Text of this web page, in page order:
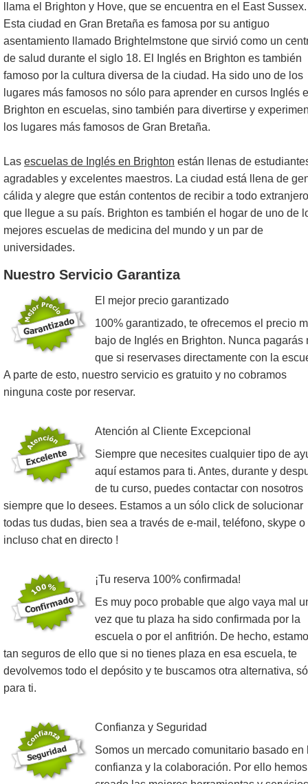
llama el Brighton y Hove, que se encuentra en el East Sussex.
Esta ciudad en Gran Bretaña es famosa por su antiguo
asentamiento llamado Brightelmstone que sirvió como un
de salud durante el siglo 18. El Inglés en Brighton es también
famoso por la cultura diversa de la ciudad. Ha sido uno de los
lugares más famosos no sólo para aprender en cursos Inglés
Brighton en escuelas, sino también para divertirse y
los lugares más famosos de Gran Bretaña.
Las escuelas de Inglés en Brighton están llenas de
agradables y excelentes maestros. La ciudad está llena de
cálida y alegre que están contentos de recibir a todo extranjero
que llegue a su país. Brighton es también el hogar de uno de
mejores escuelas de medicina del mundo y un par de
universidades.
Nuestro Servicio Garantiza
El mejor precio garantizado
100% garantizado, te ofrecemos el precio
bajo de Inglés en Brighton. Nunca pagarás
que si reservases directamente con la
A parte de esto, nuestro servicio es gratuito y no cobramos
ninguna coste por reservar.
Atención al Cliente Excepcional
Siempre que necesites cualquier tipo de
aquí estamos para ti. Antes, durante y
de tu curso, puedes contactar con nosotros
siempre que lo desees. Estamos a un sólo click de solucionar
todas tus dudas, bien sea a través de e-mail, teléfono, skype o
incluso chat en directo !
¡Tu reserva 100% confirmada!
Es muy poco probable que algo vaya mal
vez que tu plaza ha sido confirmada por la
escuela o por el anfitrión. De hecho,
tan seguros de ello que si no tienes plaza en esa escuela, te
devolvemos todo el depósito y te buscamos otra alternativa,
para ti.
Confianza y Seguridad
Somos un mercado comunitario basado en
confianza y la colaboración. Por ello hemos